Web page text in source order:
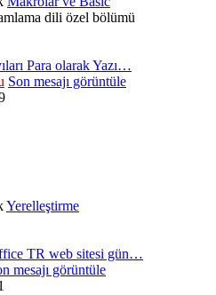
dili özel bölümü
Para olarak Yazı…
Son mesajı görüntüle
Yerelleştirme
TR web sitesi gün…
mesajı görüntüle